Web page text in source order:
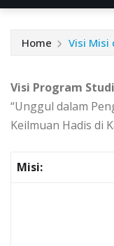
Home Visi Misi
Visi Program
“Unggul dalam
Keilmuan Hadis di
Misi: